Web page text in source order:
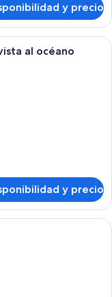
y precio
con una mesa y sillas de
al océano
y precio
de una zona cubierta